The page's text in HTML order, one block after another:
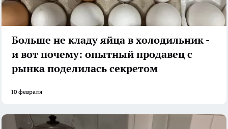
Больше не кладу яйца в холодильник -
и вот почему: опытный продавец с
рынка поделилась секретом
10 февраля